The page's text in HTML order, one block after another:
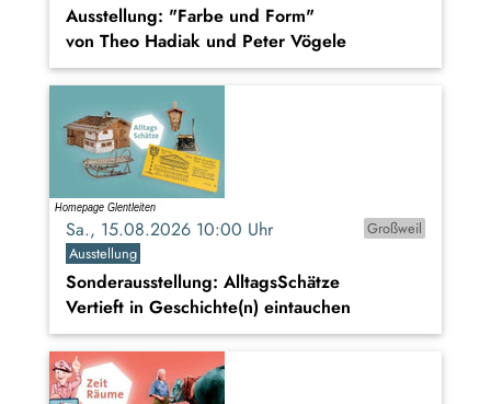
Ausstellung: "Farbe und Form"
von Theo Hadiak und Peter Vögele
Sa., 15.08.2026 10:00 Uhr
Großweil
Ausstellung
Sonderausstellung: AlltagsSchätze
Vertieft in Geschichte(n) eintauchen